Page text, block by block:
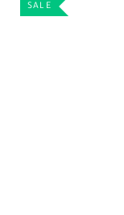
SALE